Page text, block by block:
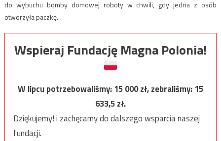
do wybuchu bomby domowej roboty w chwili, gdy jedna z osób
otworzyła paczkę.
Wspieraj Fundację Magna Polonia!
W lipcu potrzebowaliśmy:15 000zł, zebraliśmy:15
633,5zł.
Dziękujemy! i zachęcamy do dalszego wsparcia naszej
fundacji.